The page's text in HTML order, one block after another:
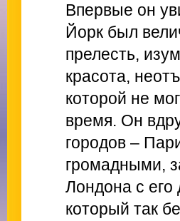
Впервые он
Йорк был
прелесть,
красота,
которой не
время. Он
городов –
громадными,
Лондона с
который так